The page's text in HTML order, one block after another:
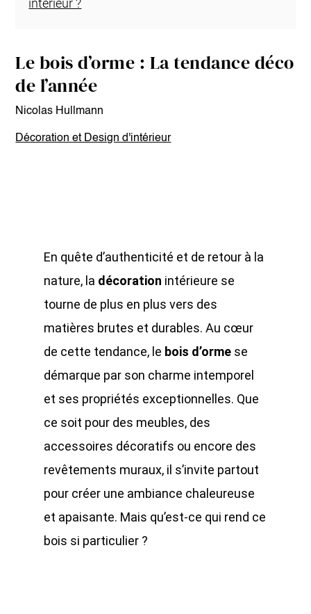
intérieur ?
Le bois d’orme : La tendance déco
de l’année
Nicolas Hullmann
Décoration et Design d'intérieur
En quête d’authenticité et de retour à la
nature, la décoration intérieure se
tourne de plus en plus vers des
matières brutes et durables. Au cœur
de cette tendance, le bois d’ormese
démarque par son charme intemporel
et ses propriétés exceptionnelles. Que
ce soit pour des meubles, des
accessoires décoratifs ou encore des
revêtements muraux, il s’invite partout
pour créer une ambiance chaleureuse
et apaisante. Mais qu’est-ce qui rend ce
bois si particulier ?